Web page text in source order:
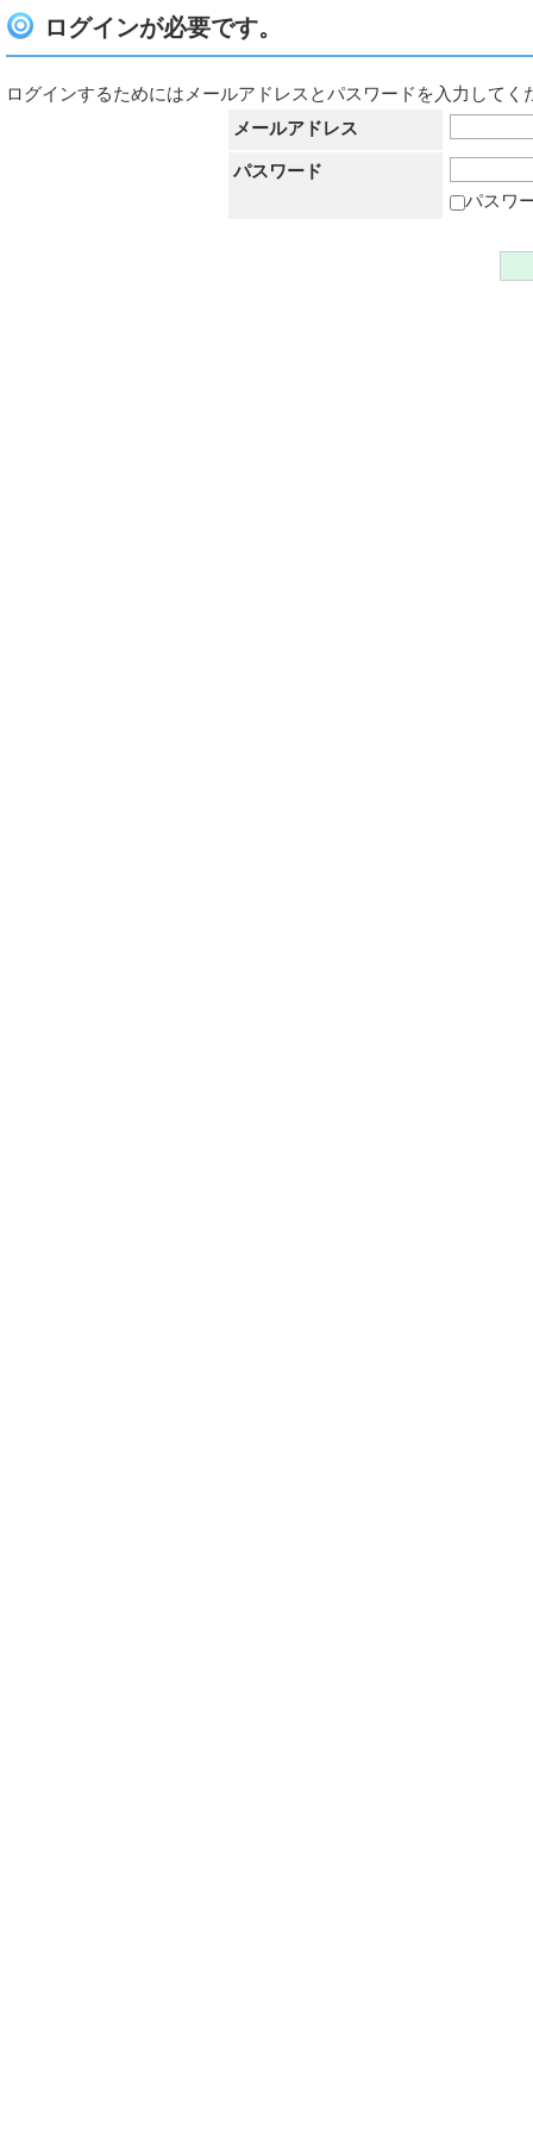
ログインが必要です。
ログインするためにはメールアドレスとパスワードを入力してく
メールアドレス
パスワード
パスワ